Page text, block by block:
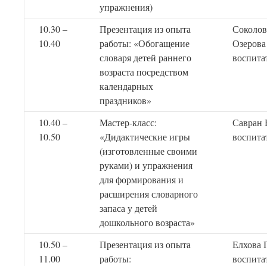
упражнения)
10.30 –
10.40
Презентация из опыта
работы: «Обогащение
словаря детей раннего
возраста посредством
календарных
праздников»
10.40 –
10.50
Мастер-класс:
«Дидактические игры
(изготовленные своими
руками) и упражнения
для формирования и
расширения словарного
запаса у детей
дошкольного возраста»
Савран
10.50 –
11.00
Презентация из опыта
работы:
Елхова